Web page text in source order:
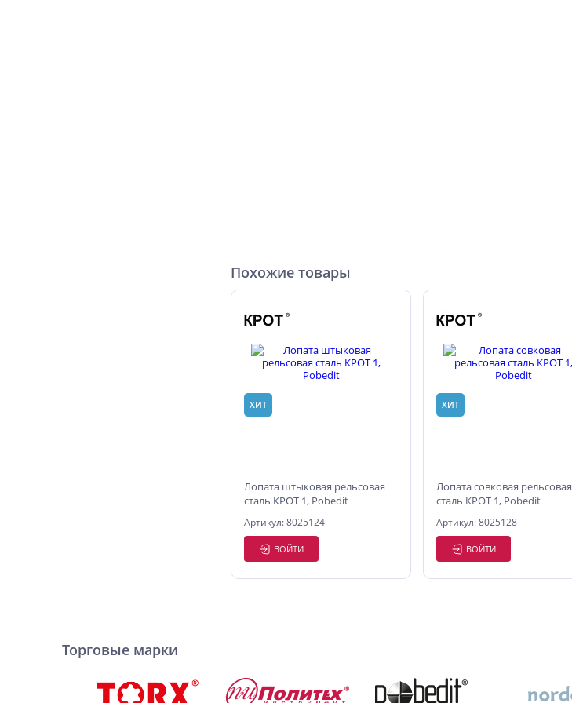
Похожие товары
ХИТ
Лопата штыковая рельсовая
сталь КРОТ 1, Pobedit
Артикул: 8025124
ВОЙТИ
ХИТ
Лопата совковая рельсовая
сталь КРОТ 1, Pobedit
Артикул: 8025128
ВОЙТИ
Торговые марки